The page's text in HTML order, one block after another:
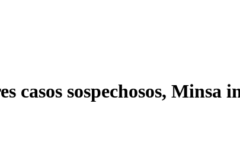
casos sospechosos,